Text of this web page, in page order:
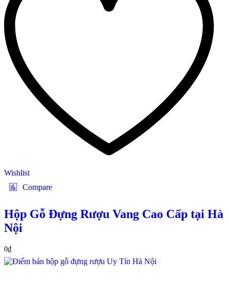
Wishlist
Compare
Hộp Gỗ Đựng Rượu Vang Cao Cấp tại Hà
Nội
0₫